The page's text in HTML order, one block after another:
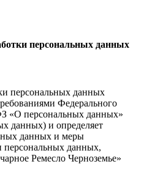
персональных данных
персональных данных
Федерального
«О персональных данных»
данных) и определяет
данных и меры
персональных данных,
Ремесло Черноземье»